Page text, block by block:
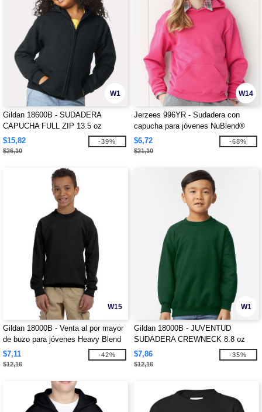
W1
Gildan 18600B - SUDADERA
CAPUCHA FULL ZIP 13.5 oz
$15,82
$26,10
-39%
W14
Jerzees 996YR - Sudadera con
capucha para jóvenes NuBlend®
$6,72
$21,10
-68%
W15
Gildan 18000B - Venta al por mayor
de buzo para jóvenes Heavy Blend
con cuello redondo
$7,11
$12,16
-42%
W1
Gildan 18000B - JUVENTUD
SUDADERA CREWNECK 8.8 oz
$7,86
$12,16
-35%